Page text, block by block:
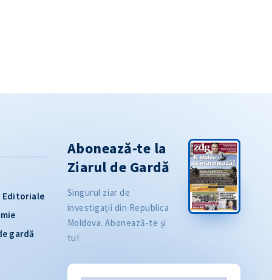
Editoriale
gardă
Abonează-te la
Ziarul de Gardă
Singurul ziar de
investigații din Republica
Moldova. Abonează-te și
tu!